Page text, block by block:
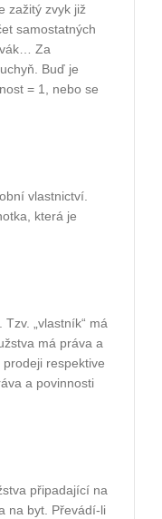
zažitý zvyk již
samostatných
Za
Buď je
= 1, nebo se
vlastnictví.
která je
„vlastník“ má
má práva a
respektive
a povinnosti
připadající na
na byt. Převádí-li